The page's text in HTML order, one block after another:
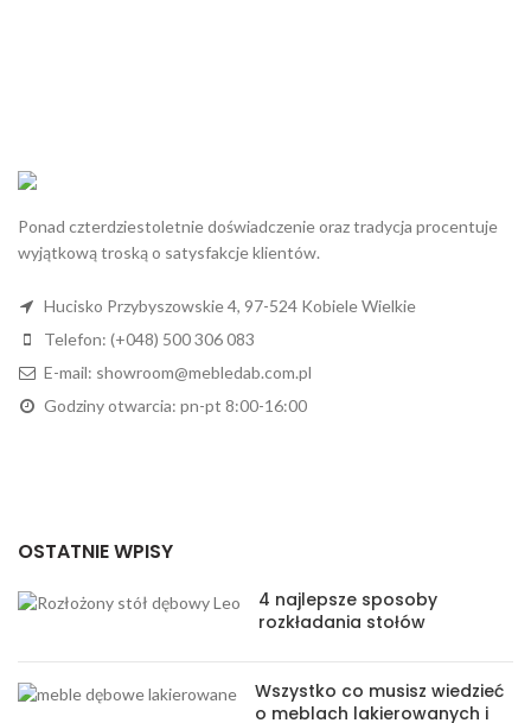
Ponad czterdziestoletnie doświadczenie oraz tradycja procentuje
wyjątkową troską o satysfakcje klientów.
Hucisko Przybyszowskie 4, 97-524 Kobiele Wielkie
Telefon: (+048) 500 306 083
E-mail: showroom@mebledab.com.pl
Godziny otwarcia: pn-pt 8:00-16:00
OSTATNIE WPISY
4 najlepsze sposoby
rozkładania stołów
Wszystko co musisz wiedzieć
o meblach lakierowanych i